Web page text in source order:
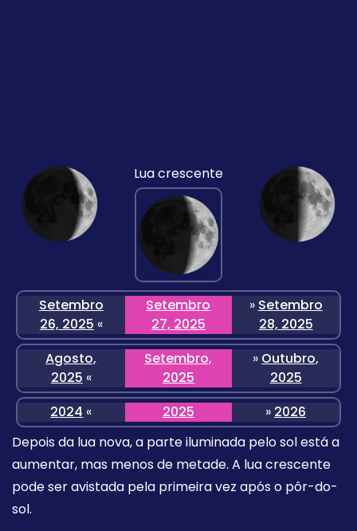
Lua crescente
Setembro
26, 2025 «
Setembro
27, 2025
» Setembro
28, 2025
Agosto,
2025 «
Setembro,
2025
» Outubro,
2025
2024 « 2025 » 2026
Depois da lua nova, a parte iluminada pelo sol está a
aumentar, mas menos de metade. A lua crescente
pode ser avistada pela primeira vez após o pôr-do-
sol.